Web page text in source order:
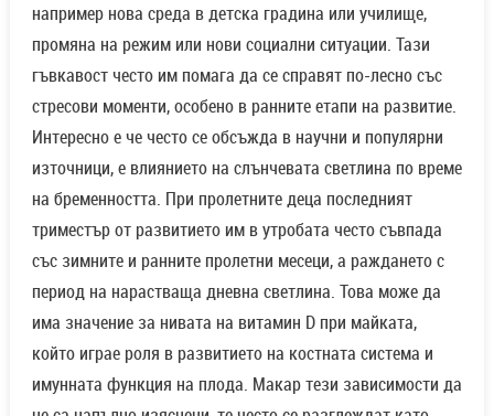
например нова среда в детска градина или училище,
промяна на режим или нови социални ситуации. Тази
гъвкавост често им помага да се справят по-лесно със
стресови моменти, особено в ранните етапи на развитие.
Интересно е че често се обсъжда в научни и популярни
източници, е влиянието на слънчевата светлина по време
на бременността. При пролетните деца последният
триместър от развитието им в утробата често съвпада
със зимните и ранните пролетни месеци, а раждането с
период на нарастваща дневна светлина. Това може да
има значение за нивата на витамин D при майката,
който играе роля в развитието на костната система и
имунната функция на плода. Макар тези зависимости да